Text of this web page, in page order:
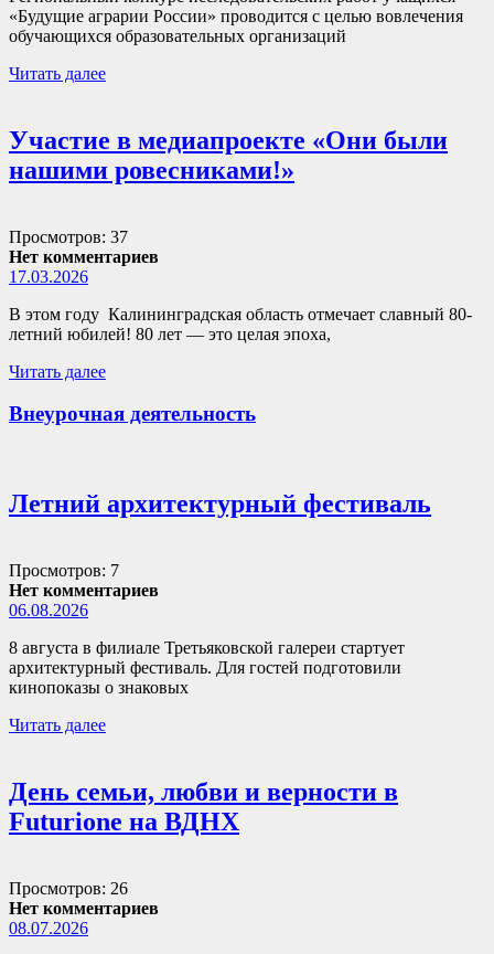
«Будущие аграрии России» проводится с целью вовлечения
обучающихся образовательных организаций
Читать далее
Участие в медиапроекте «Они были
нашими ровесниками!»
Просмотров: 37
Нет комментариев
17.03.2026
В этом году Калининградская область отмечает славный 80-
летний юбилей! 80 лет — это целая эпоха,
Читать далее
Внеурочная деятельность
Летний архитектурный фестиваль
Просмотров: 7
Нет комментариев
06.08.2026
8 августа в филиале Третьяковской галереи стартует
архитектурный фестиваль. Для гостей подготовили
кинопоказы о знаковых
Читать далее
День семьи, любви и верности в
Futurione на ВДНХ
Просмотров: 26
Нет комментариев
08.07.2026